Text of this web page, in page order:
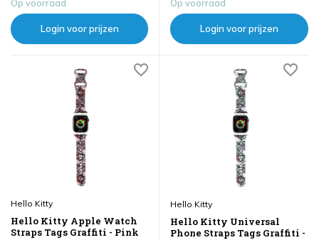
Op voorraad
Login voor prijzen
Op voorraad
Login voor prijzen
Hello Kitty
Hello Kitty Apple Watch
Straps Tags Graffiti - Pink
Hello Kitty
Hello Kitty Universal
Phone Straps Tags Graffiti -